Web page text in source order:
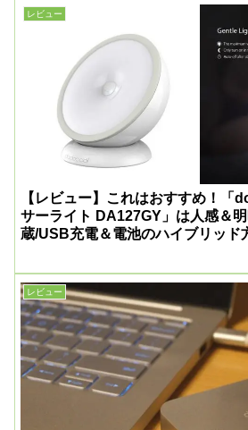
レビュー
【レビュー】これはおすすめ！「
サーライト DA127GY」は人感＆
蔵/USB充電＆電池のハイブリッド
ス採用で自由に角度調節可能なよ
ライト！
レビュー